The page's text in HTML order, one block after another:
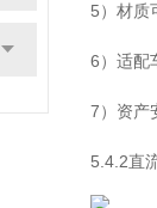
5）材质
6）适配
7）资产
5.4.2直